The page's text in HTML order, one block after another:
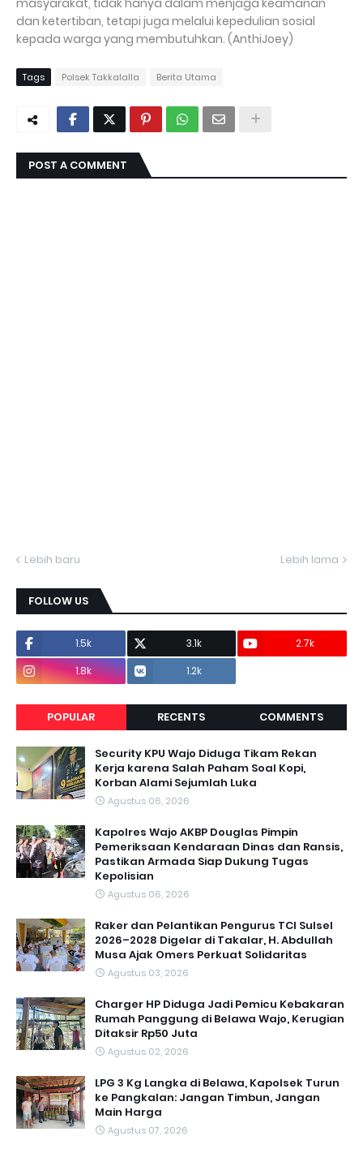
dan ketertiban, tetapi juga melalui kepedulian sosial
kepada warga yang membutuhkan. (AnthiJoey)
Tags Polsek Takkalalla Berita Utama
POST A COMMENT
Lebih baru Lebih lama
FOLLOW US
1.5k 3.1k
2.7k
1.8k
1.2k
POPULAR RECENTS COMMENTS
Security KPU Wajo Diduga Tikam Rekan
Kerja karena Salah Paham Soal Kopi,
Korban Alami Sejumlah Luka
Agustus 06, 2026
Kapolres Wajo AKBP Douglas Pimpin
Pemeriksaan Kendaraan Dinas dan Ransis,
Pastikan Armada Siap Dukung Tugas
Kepolisian
Agustus 06, 2026
Raker dan Pelantikan Pengurus TCI Sulsel
2026–2028 Digelar di Takalar, H. Abdullah
Musa Ajak Omers Perkuat Solidaritas
Agustus 03, 2026
Charger HP Diduga Jadi Pemicu Kebakaran
Rumah Panggung di Belawa Wajo, Kerugian
Ditaksir Rp50 Juta
Agustus 02, 2026
LPG 3 Kg Langka di Belawa, Kapolsek Turun
ke Pangkalan: Jangan Timbun, Jangan
Main Harga
Agustus 07, 2026